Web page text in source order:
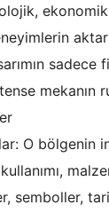
sadece
mekanın
O bölgenin
semboller,